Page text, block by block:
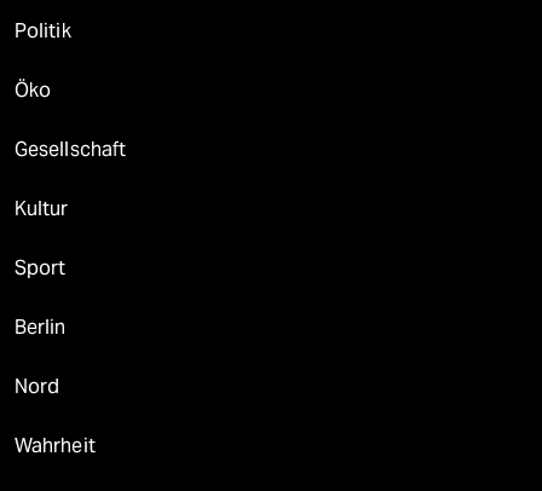
Politik
Öko
Gesellschaft
Kultur
Sport
Berlin
Nord
Wahrheit